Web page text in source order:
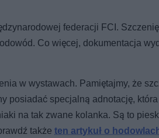
federacji FCI.
Co więcej, dokumentacja
w wystawach. Pamiętajmy, że
posiadać specjalną adnotację,
na tak zwane kolanka. Są to
także ten artykuł o